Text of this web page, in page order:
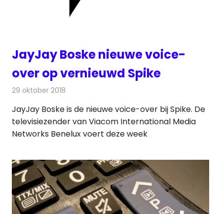
JayJay Boske nieuwe voice-
over op vernieuwd Spike
29 oktober 2018
JayJay Boske is de nieuwe voice-over bij Spike. De
televisiezender van Viacom International Media
Networks Benelux voert deze week